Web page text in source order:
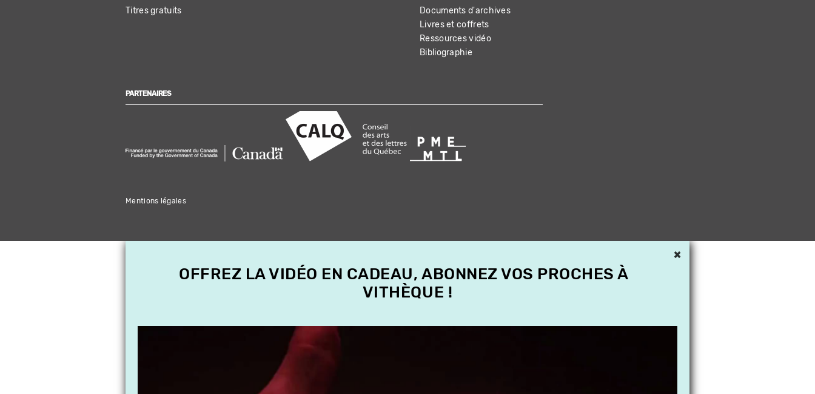
Titres gratuits
Documents d'archives
Livres et coffrets
Ressources vidéo
Bibliographie
PARTENAIRES
Mentions légales
×
OFFREZ LA VIDÉO EN CADEAU, ABONNEZ VOS PROCHES À
VITHÈQUE !